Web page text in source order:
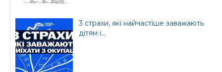
3 страхи, які найчастіше заважають
дітям і...